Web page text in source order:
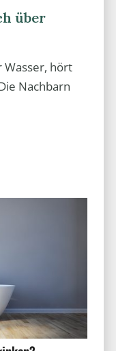
über
Wasser, hört
Nachbarn